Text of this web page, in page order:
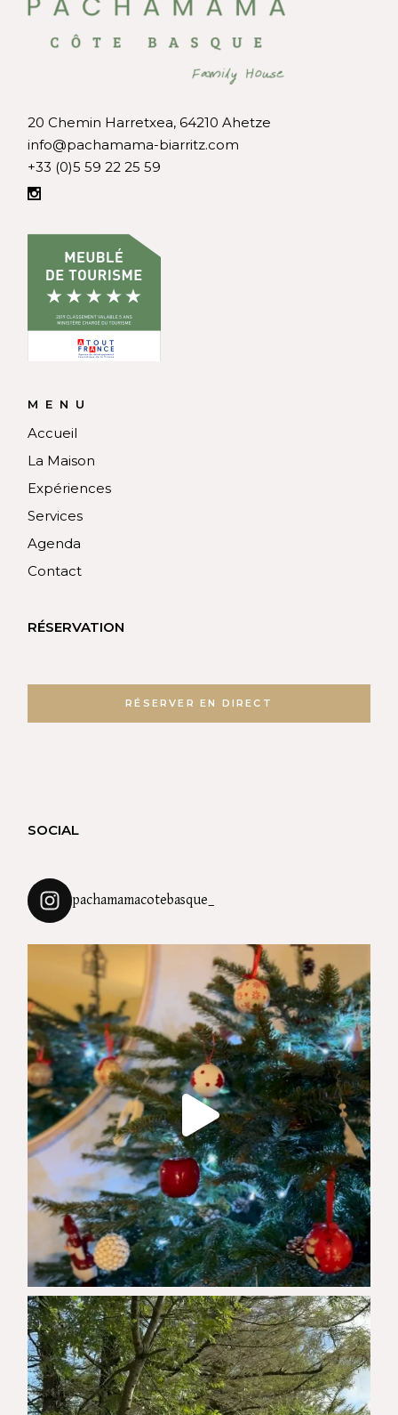
20 Chemin Harretxea, 64210 Ahetze
info@pachamama-biarritz.com
+33 (0)5 59 22 25 59
MENU
Accueil
La Maison
Expériences
Services
Agenda
Contact
RÉSERVATION
RÉSERVER EN DIRECT
SOCIAL
pachamamacotebasque_